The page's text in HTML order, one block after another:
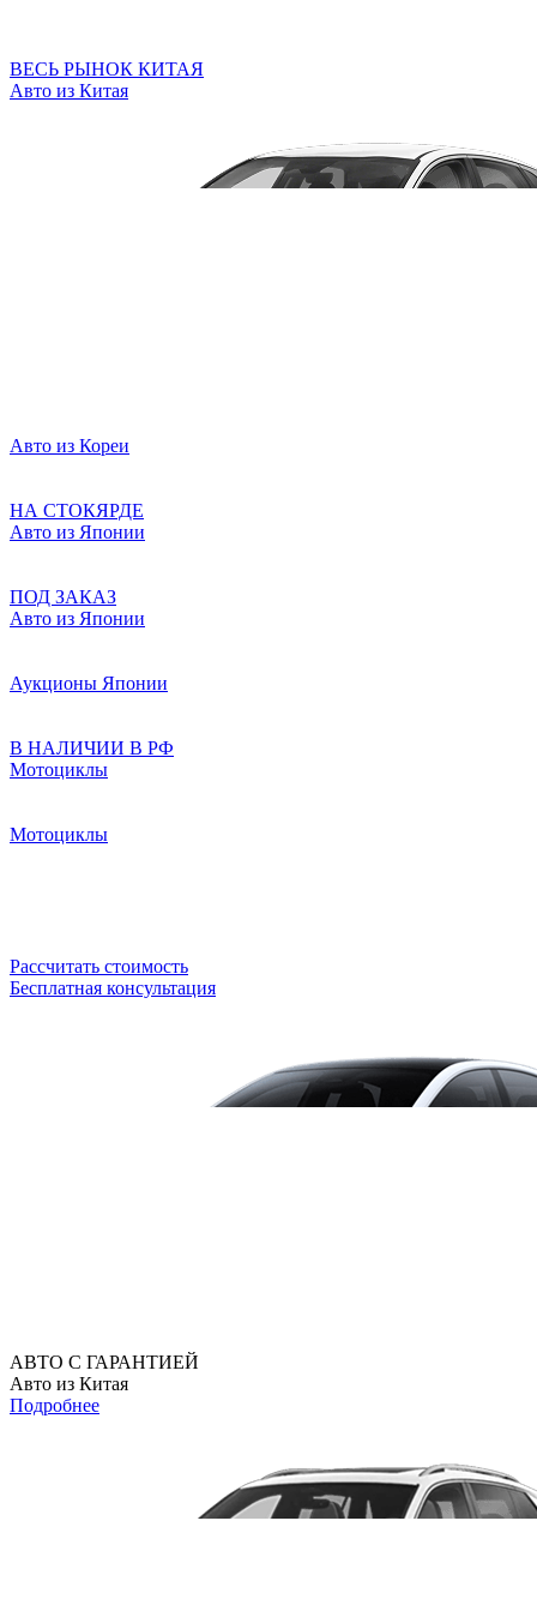
ВЕСЬ РЫНОК КИТАЯ
Авто из Китая
Авто из Кореи
НА СТОКЯРДЕ
Авто из Японии
ПОД ЗАКАЗ
Авто из Японии
Аукционы Японии
В НАЛИЧИИ В РФ
Мотоциклы
Мотоциклы
Рассчитать стоимость
Бесплатная консультация
АВТО С ГАРАНТИЕЙ
Авто из Китая
Подробнее